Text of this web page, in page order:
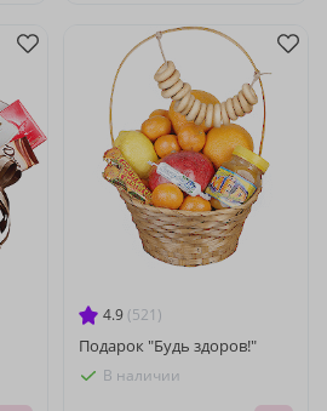
4.9 (521)
Подарок "Будь здоров!"
В наличии